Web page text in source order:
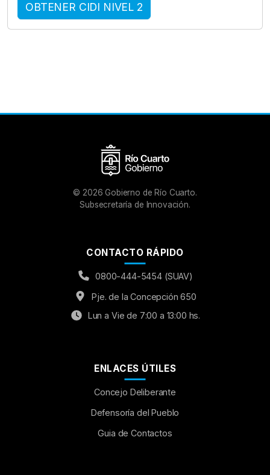
OBTENER CIDI NIVEL 2
© 2026 Gobierno de Río Cuarto.
Subsecretaría de Innovación.
CONTACTO RÁPIDO
0800-444-5454 (SUAV)
Pje. de la Concepción 650
Lun a Vie de 7:00 a 13:00 hs.
ENLACES ÚTILES
Concejo Deliberante
Defensoría del Pueblo
Guia de Contactos
Aumentar Fuente
OFF